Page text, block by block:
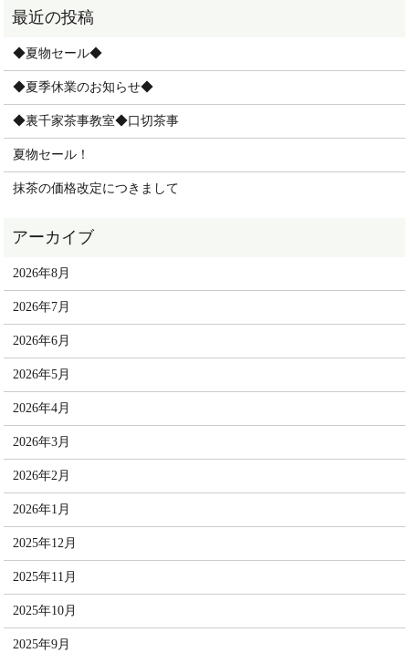
◆夏物セール◆
◆夏季休業のお知らせ◆
◆裏千家茶事教室◆口切茶事
夏物セール！
抹茶の価格改定につきまして
2026年8月
2026年7月
2026年6月
2026年5月
2026年4月
2026年3月
2026年2月
2026年1月
2025年12月
2025年11月
2025年10月
2025年9月